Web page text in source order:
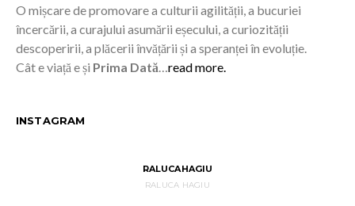
O mișcare de promovare a culturii agilității, a bucuriei
încercării, a curajului asumării eșecului, a curiozității
descoperirii, a plăcerii învățării și a speranței în evoluție.
Cât e viață e și Prima Dată…read more.
INSTAGRAM
RALUCAHAGIU
RALUCA HAGIU